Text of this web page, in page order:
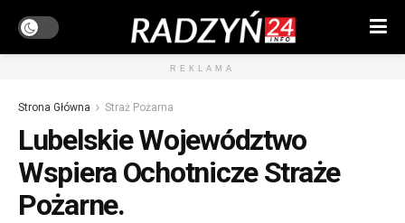
REKLAMA
Strona Główna Straż Pożarna
Lubelskie Województwo
Wspiera Ochotnicze Straże
Pożarne.